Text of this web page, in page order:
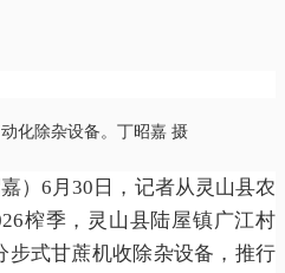
化除杂设备。丁昭嘉 摄
）6月30日，记者从灵山县农
榨季，灵山县陆屋镇广江村
步式甘蔗机收除杂设备，推行